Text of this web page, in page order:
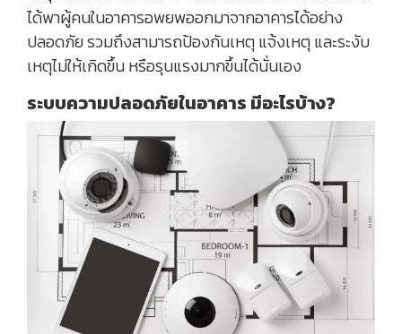
ได้พาผู้คนในอาคารอพยพออกมาจากอาคารได้อย่าง
ปลอดภัย รวมถึงสามารถป้องกันเหตุ แจ้งเหตุ และระงับ
เหตุไม่ให้เกิดขึ้น หรือรุนแรงมากขึ้นได้นั่นเอง
ระบบความปลอดภัยในอาคาร มีอะไรบ้าง?